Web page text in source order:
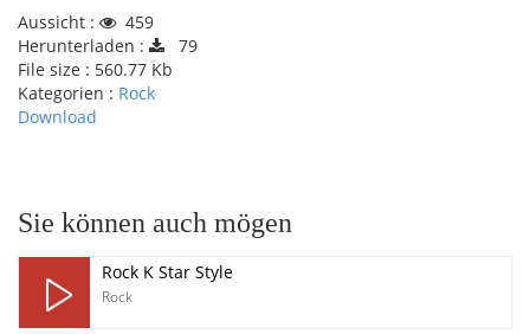
Play /
Aussicht :
459
Herunterladen :
79
File size : 560.77 Kb
Kategorien : Rock
Download
Sie können auch mögen
Rock K Star Style
Rock